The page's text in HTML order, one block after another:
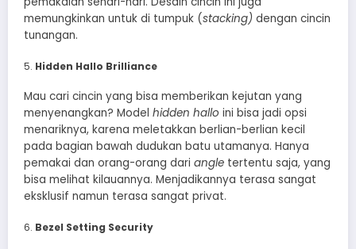
memungkinkan untuk di tumpuk (stacking) dengan cincin
tunangan.
Hidden Hallo Brilliance
Mau cari cincin yang bisa memberikan kejutan yang
menyenangkan? Model hidden hallo ini bisa jadi opsi
menariknya, karena meletakkan berlian-berlian kecil
pada bagian bawah dudukan batu utamanya. Hanya
pemakai dan orang-orang dari angle tertentu saja, yang
bisa melihat kilauannya. Menjadikannya terasa sangat
eksklusif namun terasa sangat privat.
Bezel Setting Security